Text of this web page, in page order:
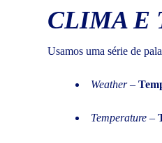
CLIMA E
Usamos uma série de
Weather–
Temperature –